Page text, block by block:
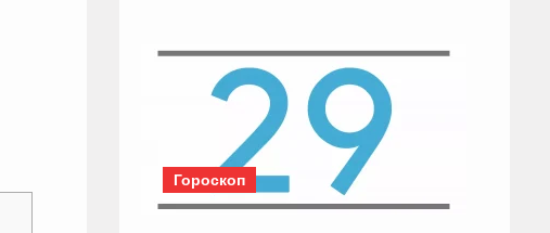
Гороскоп